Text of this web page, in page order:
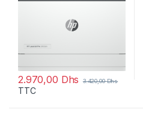
2.970,00 Dhs 3.420,00Dhs
TTC